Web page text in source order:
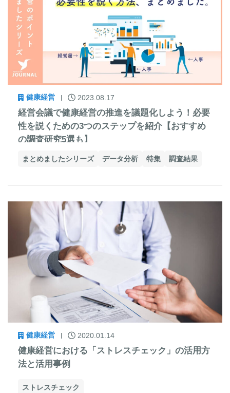
健康経営 2023.08.17
経営会議で健康経営の推進を議題化しよう！必要
性を説くための3つのステップを紹介【おすすめ
の調査研究5選も】
まとめましたシリーズ データ分析 特集 調査結果
健康経営 2020.01.14
健康経営における「ストレスチェック」の活用方
法と活用事例
ストレスチェック